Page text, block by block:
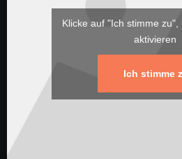
Klicke auf "Ich stimme zu",
aktivieren
Ich stimme